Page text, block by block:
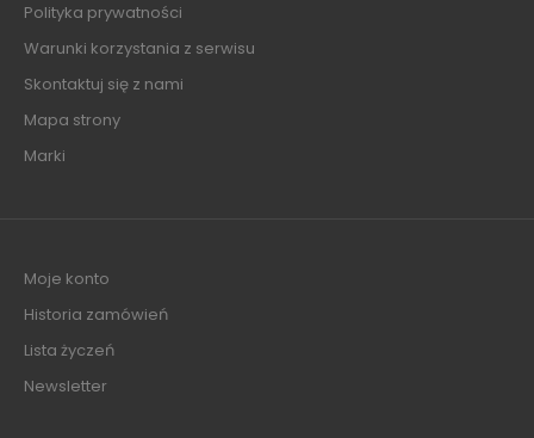
Polityka prywatności
Warunki korzystania z serwisu
Skontaktuj się z nami
Mapa strony
Marki
Moje konto
Historia zamówień
Lista życzeń
Newsletter